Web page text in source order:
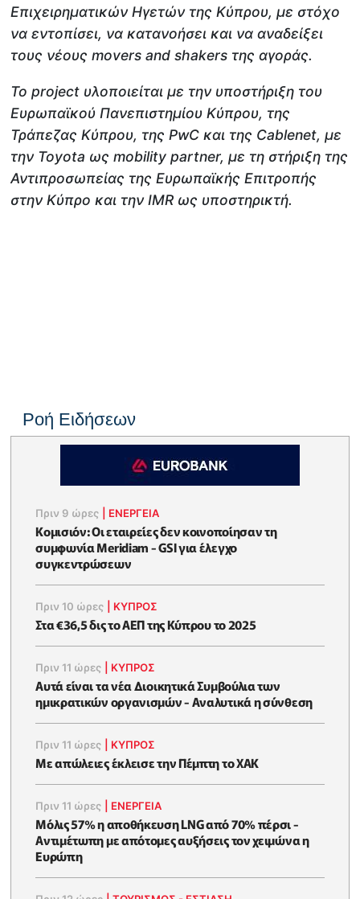
Επιχειρηματικών Ηγετών της Κύπρου, με στόχο
να εντοπίσει, να κατανοήσει και να αναδείξει
τους νέους movers and shakers της αγοράς.
Το project υλοποιείται με την υποστήριξη του
Ευρωπαϊκού Πανεπιστημίου Κύπρου, της
Τράπεζας Κύπρου, της PwC και της Cablenet, με
την Toyota ως mobility partner, με τη στήριξη της
Αντιπροσωπείας της Ευρωπαϊκής Επιτροπής
στην Κύπρο και την IMR ως υποστηρικτή.
Ροή Ειδήσεων
Πριν 9 ώρες ΕΝΈΡΓΕΙΑ
Κομισιόν: Οι εταιρείες δεν κοινοποίησαν τη
συμφωνία Meridiam - GSI για έλεγχο
συγκεντρώσεων
Πριν 10 ώρες ΚΥΠΡΟΣ
Στα €36,5 δις το ΑΕΠ της Κύπρου το 2025
Πριν 11 ώρες ΚΥΠΡΟΣ
Αυτά είναι τα νέα Διοικητικά Συμβούλια των
ημικρατικών οργανισμών - Αναλυτικά η σύνθεση
Πριν 11 ώρες ΚΥΠΡΟΣ
Με απώλειες έκλεισε την Πέμπτη το ΧΑΚ
Πριν 11 ώρες ΕΝΈΡΓΕΙΑ
Μόλις 57% η αποθήκευση LNG από 70% πέρσι -
Αντιμέτωπη με απότομες αυξήσεις τον χειμώνα η
Ευρώπη